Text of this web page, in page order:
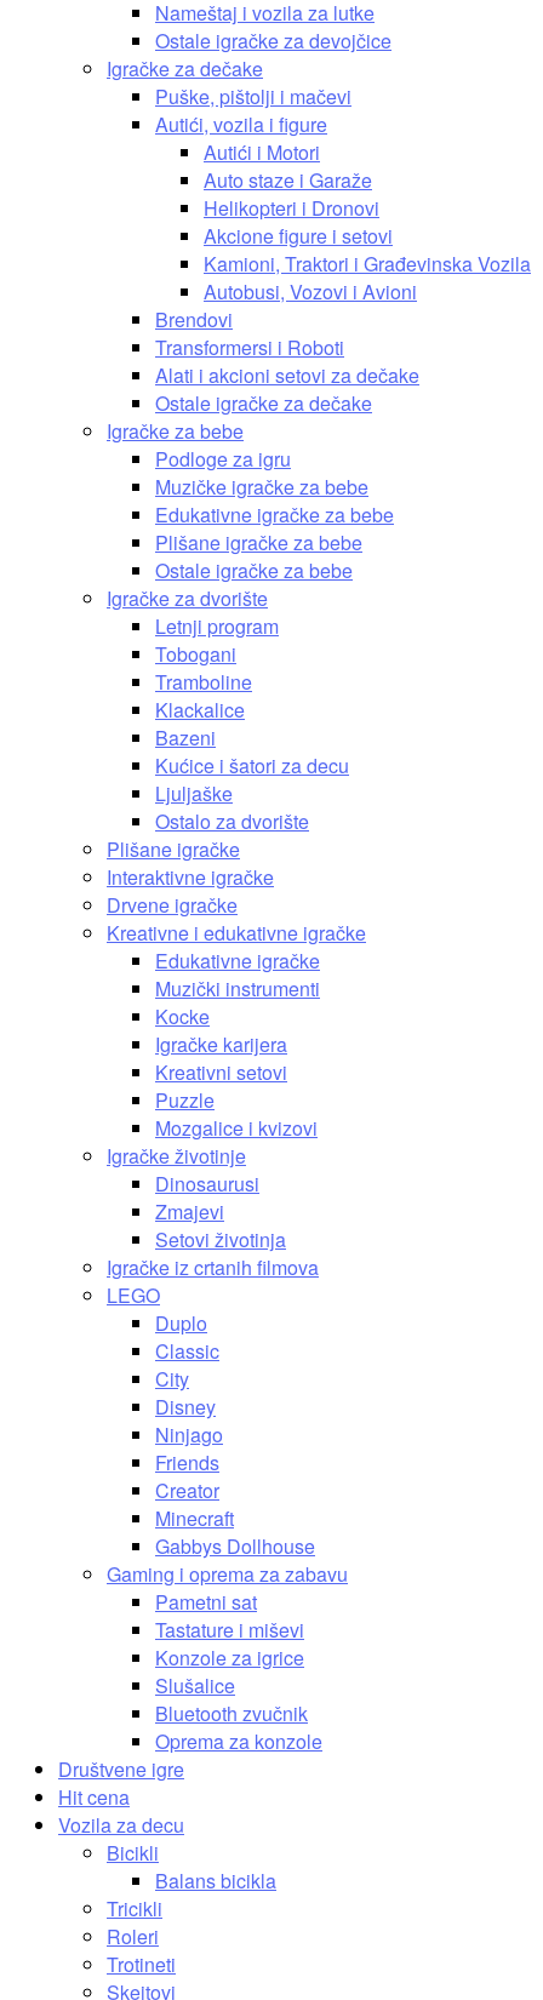
Nameštaj i vozila za lutke
Ostale igračke za devojčice
Igračke za dečake
Puške, pištolji i mačevi
Autići, vozila i figure
Autići i Motori
Auto staze i Garaže
Helikopteri i Dronovi
Akcione figure i setovi
Kamioni, Traktori i Građevinska Vozila
Autobusi, Vozovi i Avioni
Brendovi
Transformersi i Roboti
Alati i akcioni setovi za dečake
Ostale igračke za dečake
Igračke za bebe
Podloge za igru
Muzičke igračke za bebe
Edukativne igračke za bebe
Plišane igračke za bebe
Ostale igračke za bebe
Igračke za dvorište
Letnji program
Tobogani
Tramboline
Klackalice
Bazeni
Kućice i šatori za decu
Ljuljaške
Ostalo za dvorište
Plišane igračke
Interaktivne igračke
Drvene igračke
Kreativne i edukativne igračke
Edukativne igračke
Muzički instrumenti
Kocke
Igračke karijera
Kreativni setovi
Puzzle
Mozgalice i kvizovi
Igračke životinje
Dinosaurusi
Zmajevi
Setovi životinja
Igračke iz crtanih filmova
LEGO
Duplo
Classic
City
Disney
Ninjago
Friends
Creator
Minecraft
Gabbys Dollhouse
Gaming i oprema za zabavu
Pametni sat
Tastature i miševi
Konzole za igrice
Slušalice
Bluetooth zvučnik
Oprema za konzole
Društvene igre
Hit cena
Vozila za decu
Bicikli
Balans bicikla
Tricikli
Roleri
Trotineti
Skejtovi